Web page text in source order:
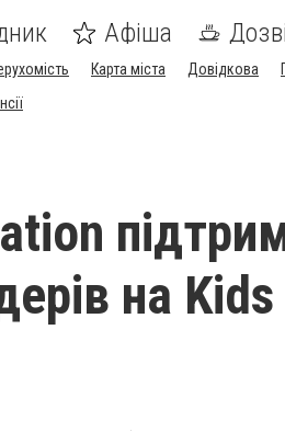
Афіша
Карта міста Довідкова
на